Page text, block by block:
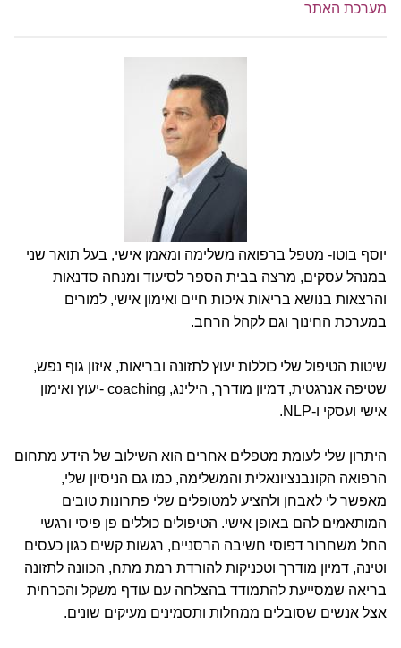
מערכת האתר
יוסף בוטו- מטפל ברפואה משלימה ומאמן אישי, בעל תואר שני
במנהל עסקים, מרצה בבית הספר לסיעוד ומנחה סדנאות
והרצאות בנושא בריאות איכות חיים ואימון אישי, למורים
במערכת החינוך וגם לקהל הרחב.
שיטות הטיפול שלי כוללות יעוץ לתזונה ובריאות, איזון גוף נפש,
שטיפה אנרגטית, דמיון מודרך, הילינג, coaching -יעוץ ואימון
אישי ועסקי ו-NLP.
היתרון שלי לעומת מטפלים אחרים הוא השילוב של הידע מתחום
הרפואה הקונבנציונאלית והמשלימה, כמו גם הניסיון שלי,
מאפשר לי לאבחן ולהציע למטופלים שלי פתרונות טובים
המותאמים להם באופן אישי. הטיפולים כוללים פן פיסי ורגשי
החל משחרור דפוסי חשיבה הרסניים, רגשות קשים כגון כעסים
וטינה, דמיון מודרך וטכניקות להורדת רמת מתח, הכוונה לתזונה
בריאה שמסייעת להתמודד בהצלחה עם עודף משקל והכרחית
אצל אנשים שסובלים ממחלות ותסמינים מעיקים שונים.